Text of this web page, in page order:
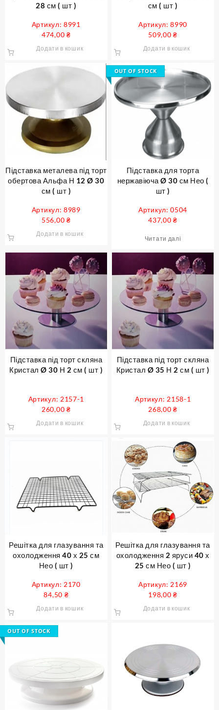
28 см ( шт )
Артикул: 8991
474,00 ₴
Додати в кошик
см ( шт )
Артикул: 8990
509,00₴
Додати в кошик
Підставка металева під торт
обертова Альфа Н 12 Ø 30
см ( шт )
Артикул: 8989
556,00 ₴
Додати в кошик
OUT OF STOCK
Підставка для торта
нержавіюча Ø 30 см Нео (
шт )
Артикул: 0504
437,00₴
Читати далі
Підставка під торт скляна
Кристал Ø 30 Н 2 см ( шт )
Артикул: 2157-1
260,00 ₴
Додати в кошик
Підставка під торт скляна
Кристал Ø 35 Н 2 см ( шт )
Артикул: 2158-1
268,00₴
Додати в кошик
Решітка для глазування та
охолодження 40 х 25 см
Нео ( шт )
Артикул: 2170
84,50 ₴
Додати в кошик
Решітка для глазування та
охолодження 2 яруси 40 х
25 см Нео ( шт )
Артикул: 2169
198,00₴
Додати в кошик
OUT OF STOCK